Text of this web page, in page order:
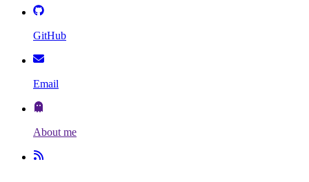
GitHub
Email
About me